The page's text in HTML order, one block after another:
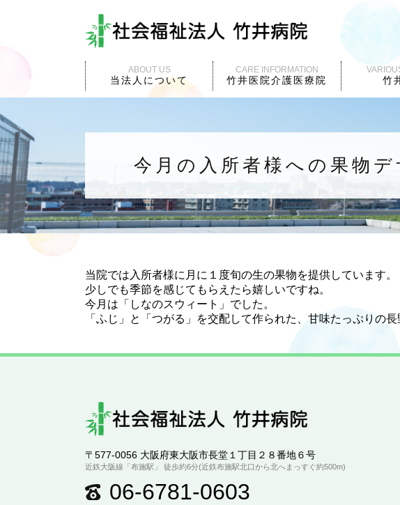
ABOUT US
当法人について
CARE INFORMATION
竹井医院介護医療院 竹
今月の入所者様への果物デ
当院では入所者様に月に１度旬の生の果物を提供しています。
少しでも季節を感じてもらえたら嬉しいですね。
今月は「しなのスウィート」でした。
「ふじ」と「つがる」を交配して作られた、甘味たっぷりの
〒577-0056 大阪府東大阪市長堂１丁目２８番地６号
近鉄大阪線「布施駅」 徒歩約6分(近鉄布施駅北口から北へまっすぐ約500m)
06-6781-0603